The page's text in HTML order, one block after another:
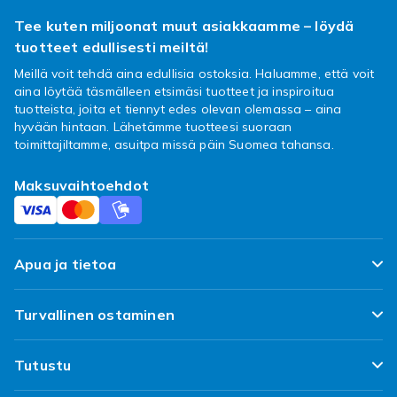
Kantolaukut suojaavat
kuljetuksessa
Muotoonvalettu kova laukku pitää dronen,
ohjaimen, akut ja tarvikkeet omilla paikoillaan
iskuilta suojattuina. Reppumalli kulkee
mukavasti vaellukselle kuvauspaikalle.
nopeampi ottaa käyttöön.
Muista myös muistikortit ja
pikkuosat
Nopea microSD-kortti tallentaa 4K-videon
katkotta, ja laskutelineen korokkeet pitävät
kameran etäällä maasta pölyisellä kentällä.
Aurinkosuoja parantaa puhelimen näytön
Tee kuten miljoonat muut asiakkaamme – löydä
tuotteet edullisesti meiltä!
Meillä voit tehdä aina edullisia ostoksia. Haluamme, että voit
aina löytää täsmälleen etsimäsi tuotteet ja inspiroitua
tuotteista, joita et tiennyt edes olevan olemassa – aina
hyvään hintaan. Lähetämme tuotteesi suoraan
toimittajiltamme, asuitpa missä päin Suomea tahansa.
Maksuvaihtoehdot
Apua ja tietoa
FAQ
Seuraa pakettiani
Turvallinen ostaminen
Tyytyväisyyslupaus
Asiakasarvostelut
Tutustu